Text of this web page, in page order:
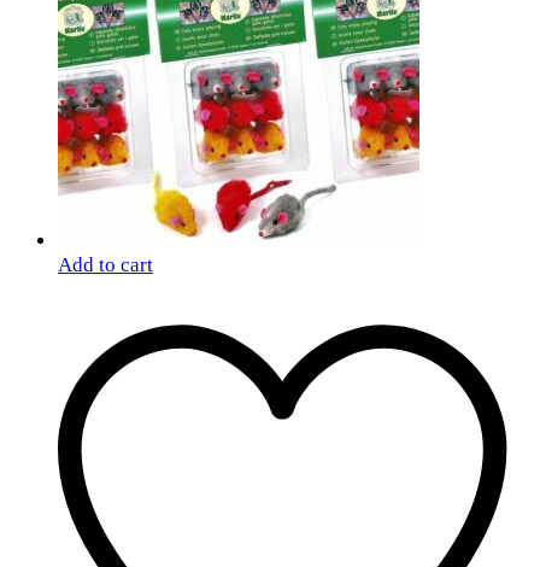
Add to cart